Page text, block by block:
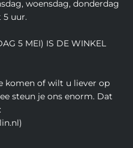
woensdag, donderdag
5 uur.
5 MEI) IS DE WINKEL
komen of wilt u liever op
steun je ons enorm. Dat